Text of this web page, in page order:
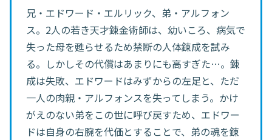
兄・エドワード・エルリック、弟・アルフォン
ス。2人の若き天才錬金術師は、幼いころ、病気で
失った母を甦らせるため禁断の人体錬成を試み
る。しかしその代償はあまりにも高すぎた…。錬
成は失敗、エドワードはみずからの左足と、ただ
一人の肉親・アルフォンスを失ってしまう。かけ
がえのない弟をこの世に呼び戻すため、エドワー
ドは自身の右腕を代価とすることで、弟の魂を錬